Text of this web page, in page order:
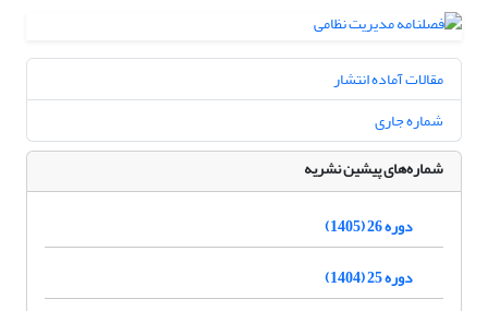
مقالات آماده انتشار
شماره جاری
شماره‌های پیشین نشریه
دوره 26 (1405)
دوره 25 (1404)